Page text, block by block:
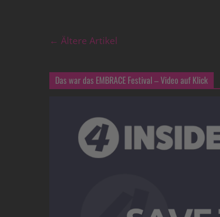
← Ältere Artikel
Das war das EMBRACE Festival – Video auf Klick